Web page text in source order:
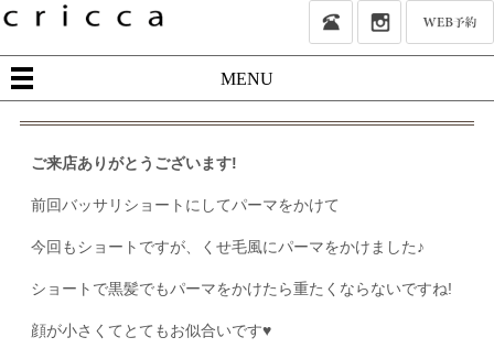
MENU
ご来店ありがとうございます!
前回バッサリショートにしてパーマをかけて
今回もショートですが、くせ毛風にパーマをかけました♪
ショートで黒髪でもパーマをかけたら重たくならないですね!
顔が小さくてとてもお似合いです♥